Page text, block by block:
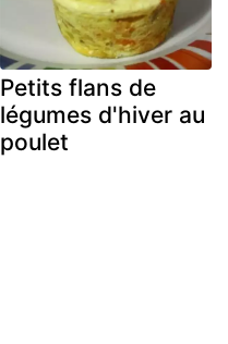
Petits flans de
légumes d'hiver au
poulet